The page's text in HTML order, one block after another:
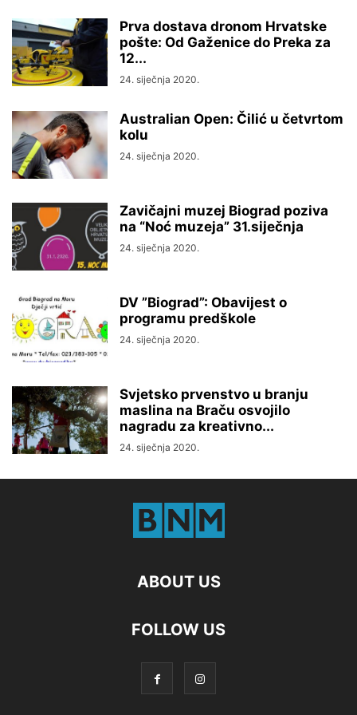
Prva dostava dronom Hrvatske
pošte: Od Gaženice do Preka za
12...
24. siječnja 2020.
Australian Open: Čilić u četvrtom
kolu
24. siječnja 2020.
Zavičajni muzej Biograd poziva
na “Noć muzeja” 31.siječnja
24. siječnja 2020.
DV ”Biograd”: Obavijest o
programu predškole
24. siječnja 2020.
Svjetsko prvenstvo u branju
maslina na Braču osvojilo
nagradu za kreativno...
24. siječnja 2020.
ABOUT US
FOLLOW US